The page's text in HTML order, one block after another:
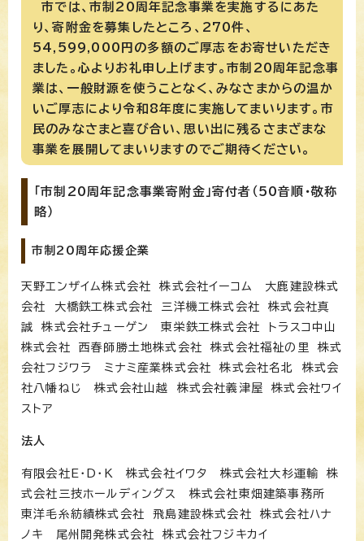
市では、市制20周年記念事業を実施するにあた
り、寄附金を募集したところ、270件、
54,599,000円の多額のご厚志をお寄せいただき
ました。心よりお礼申し上げます。市制20周年記念事
業は、一般財源を使うことなく、みなさまからの温か
いご厚志により令和8年度に実施してまいります。市
民のみなさまと喜び合い、思い出に残るさまざまな
事業を展開してまいりますのでご期待ください。
「市制20周年記念事業寄附金」寄付者（50音順・敬称
略）
市制20周年応援企業
天野エンザイム株式会社 株式会社イーコム 大鹿建設株式
会社 大橋鉄工株式会社 三洋機工株式会社 株式会社真
誠 株式会社チューゲン 東栄鉄工株式会社 トラスコ中山
株式会社 西春師勝土地株式会社 株式会社福祉の里 株式
会社フジワラ ミナミ産業株式会社 株式会社名北 株式会
社八幡ねじ 株式会社山越 株式会社義津屋 株式会社ワイ
ストア
法人
有限会社E・D・K 株式会社イワタ 株式会社大杉運輸 株
式会社三技ホールディングス 株式会社東畑建築事務所
東洋毛糸紡績株式会社 飛島建設株式会社 株式会社ハナ
ノキ 尾州開発株式会社 株式会社フジキカイ